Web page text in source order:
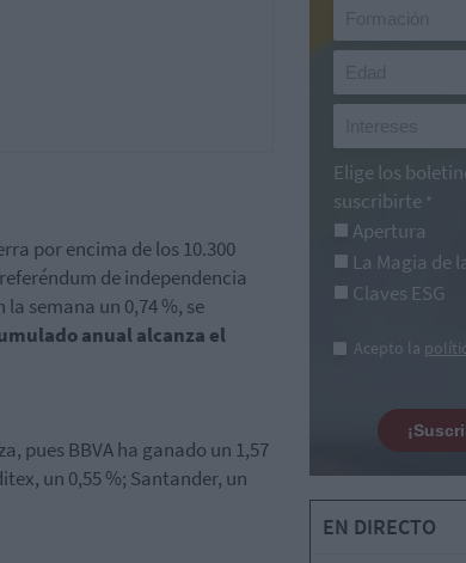
por encima de los 10.300
de independencia
semana un 0,74 %, se
anual alcanza el
pues BBVA ha ganado un 1,57
un 0,55 %; Santander, un
Elige los
suscribirte *
Apertura
La Magia de
Claves ESG
Acepto la
EN DIRECTO